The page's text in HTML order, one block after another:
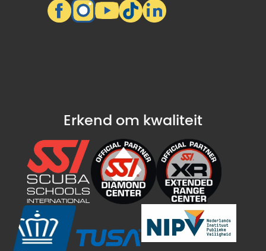
Erkend om kwaliteit